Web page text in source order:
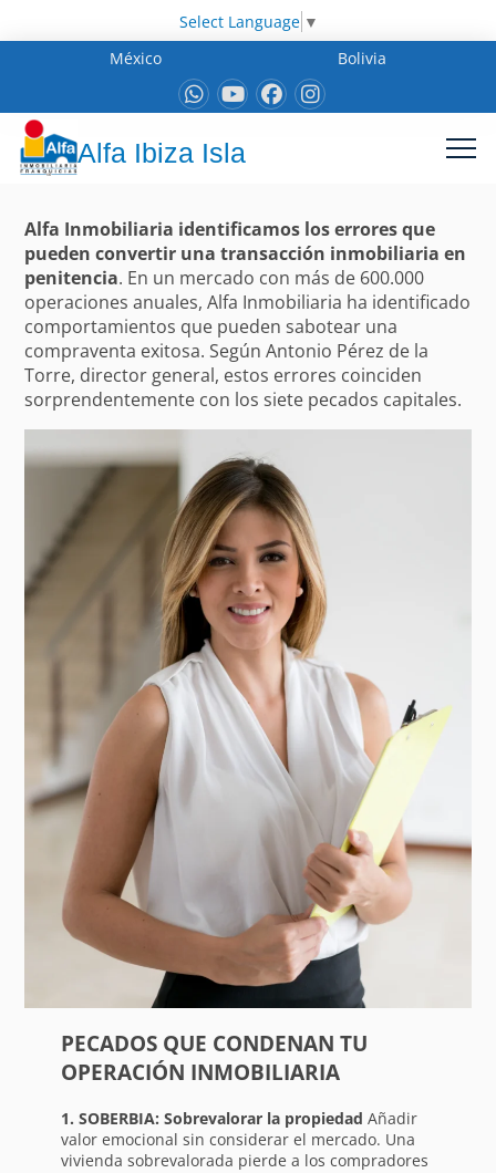
Select Language ▼
México
Bolivia
Alfa Ibiza Isla
Alfa Inmobiliaria identificamos los errores que
pueden convertir una transacción inmobiliaria en
penitencia. En un mercado con más de 600.000
operaciones anuales, Alfa Inmobiliaria ha identificado
comportamientos que pueden sabotear una
compraventa exitosa. Según Antonio Pérez de la
Torre, director general, estos errores coinciden
sorprendentemente con los siete pecados capitales.
PECADOS QUE CONDENAN TU
OPERACIÓN INMOBILIARIA
1. SOBERBIA: Sobrevalorar la propiedad Añadir
valor emocional sin considerar el mercado. Una
vivienda sobrevalorada pierde a los compradores